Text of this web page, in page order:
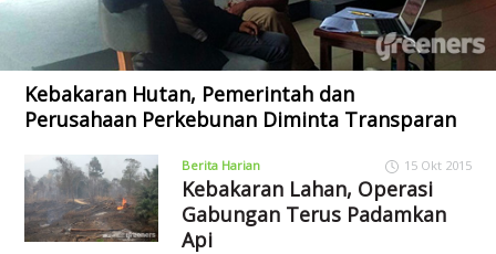
Kebakaran Hutan, Pemerintah dan
Perusahaan Perkebunan Diminta Transparan
Berita Harian 15 Okt 2015
Kebakaran Lahan, Operasi
Gabungan Terus Padamkan
Api